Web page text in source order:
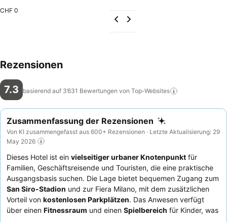
CHF 0
Rezensionen
7.3 basierend auf 3’631 Bewertungen von Top-Websites
Zusammenfassung der Rezensionen
Von KI zusammengefasst aus 600+ Rezensionen · Letzte Aktualisierung: 29
May 2026
Dieses Hotel ist ein vielseitiger urbaner Knotenpunkt für
Familien, Geschäftsreisende und Touristen, die eine praktische
Ausgangsbasis suchen. Die Lage bietet bequemen Zugang zum
San Siro-Stadion und zur Fiera Milano, mit dem zusätzlichen
Vorteil von kostenlosen Parkplätzen. Das Anwesen verfügt
über einen Fitnessraum und einen Spielbereich für Kinder, was